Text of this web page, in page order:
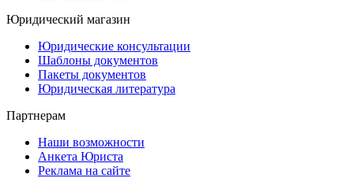
Юридический магазин
Юридические консультации
Шаблоны документов
Пакеты документов
Юридическая литература
Партнерам
Наши возможности
Анкета Юриста
Реклама на сайте